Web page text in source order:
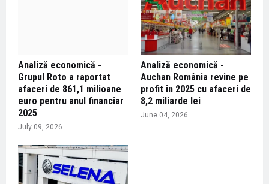
Analiză economică -
Grupul Roto a raportat
afaceri de 861,1 milioane
euro pentru anul financiar
2025
July 09, 2026
Analiză economică -
Auchan România revine pe
profit în 2025 cu afaceri de
8,2 miliarde lei
June 04, 2026